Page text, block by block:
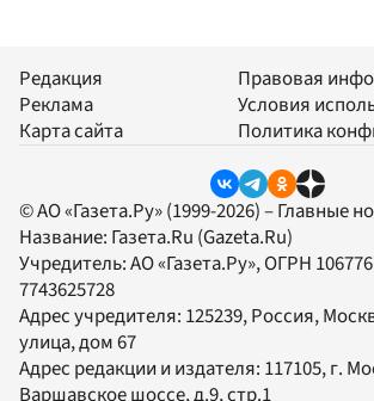
Редакция
Реклама
Карта сайта
Правовая
Условия
Политика
© АО «Газета.Ру» (1999-2026) – Главные
Название: Газета.Ru (Gazeta.Ru)
Учредитель:АО «Газета.Ру», ОГРН
7743625728
Адрес учредителя: 125239, Россия,
улица, дом 67
Адрес редакции и издателя: 117105, г.
Варшавское шоссе, д.9, стр.1